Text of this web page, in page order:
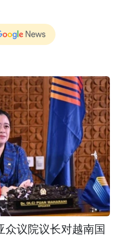
众议院议长对越南国